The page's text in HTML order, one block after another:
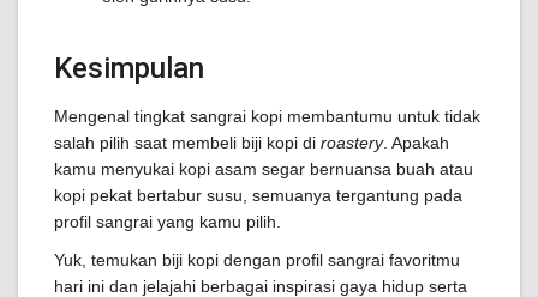
Kesimpulan
Mengenal tingkat sangrai kopi membantumu untuk tidak
salah pilih saat membeli biji kopi di roastery. Apakah
kamu menyukai kopi asam segar bernuansa buah atau
kopi pekat bertabur susu, semuanya tergantung pada
profil sangrai yang kamu pilih.
Yuk, temukan biji kopi dengan profil sangrai favoritmu
hari ini dan jelajahi berbagai inspirasi gaya hidup serta